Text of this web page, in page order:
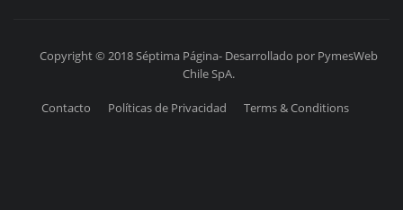
Copyright © 2018 Séptima Página- Desarrollado por PymesWeb
Chile SpA.
Contacto Políticas de Privacidad Terms & Conditions